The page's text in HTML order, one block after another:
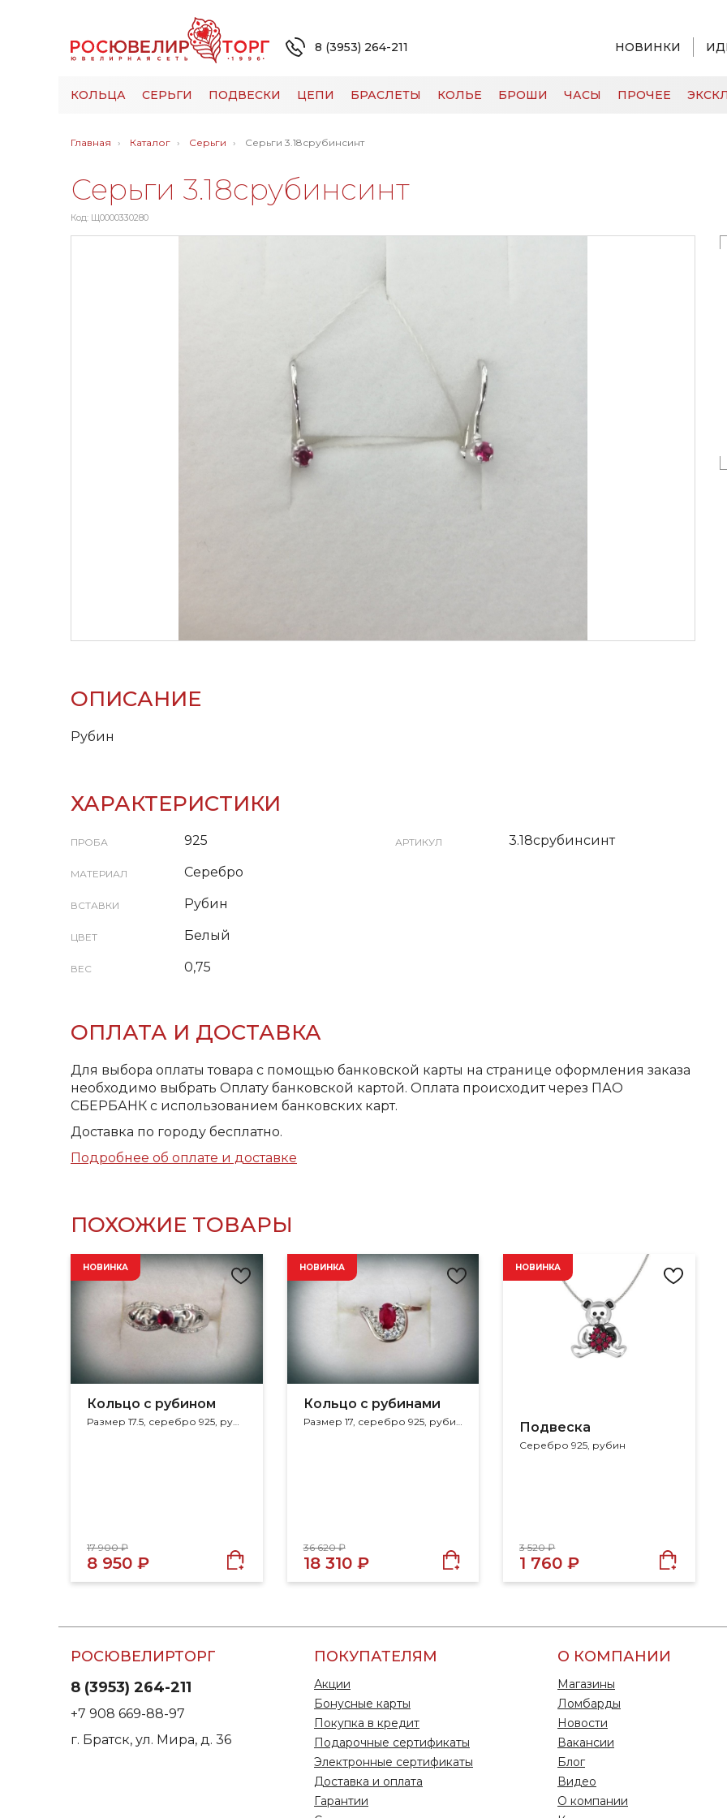
8 (3953) 264-211 НОВИНКИ
КОЛЬЦА СЕРЬГИ ПОДВЕСКИ ЦЕПИ БРАСЛЕТЫ КОЛЬЕ БРОШИ ЧАСЫ ПРОЧЕЕ
Главная Каталог Серьги Серьги 3.18срубинсинт
Серьги 3.18срубинсинт
Код: Щ0000330280
ОПИСАНИЕ
Рубин
ХАРАКТЕРИСТИКИ
ПРОБА 925
МАТЕРИАЛ Серебро
ВСТАВКИ Рубин
ЦВЕТ Белый
ВЕС 0,75
АРТИКУЛ 3.18срубинсинт
ОПЛАТА И ДОСТАВКА
Для выбора оплаты товара с помощью банковской карты на странице оформления заказа
необходимо выбрать Оплату банковской картой. Оплата происходит через ПАО
СБЕРБАНК с использованием банковских карт.
Доставка по городу бесплатно.
Подробнее об оплате и доставке
ПОХОЖИЕ ТОВАРЫ
Кольцо с рубином
НОВИНКА
17 900 ₽
8 950 ₽
Кольцо с рубинами
Размер 17, серебро 925, рубин, фианит
НОВИНКА
36 620 ₽
18 310 ₽
Подвеска
Серебро 925, рубин
НОВИНКА
3 520 ₽
1 760 ₽
РОСЮВЕЛИРТОРГ
8 (3953) 264-211
+7 908 669-88-97
г. Братск, ул. Мира, д. 36
ПОКУПАТЕЛЯМ
Акции
Бонусные карты
Покупка в кредит
Подарочные сертификаты
Электронные сертификаты
Доставка и оплата
Гарантии
О КОМПАНИИ
Магазины
Ломбарды
Новости
Вакансии
Блог
Видео
О компании